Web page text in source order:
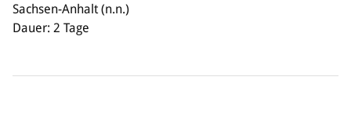
Sachsen-Anhalt (n.n.)
Dauer: 2 Tage